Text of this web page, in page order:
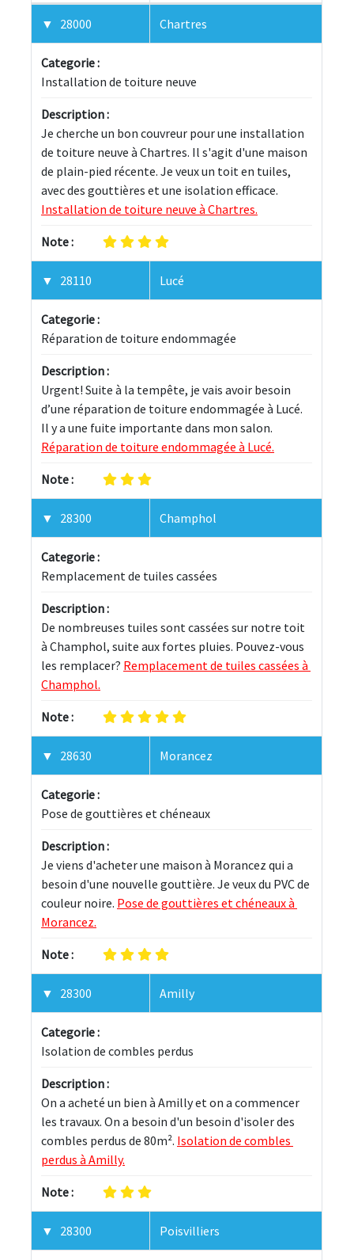
28000 Chartres
Categorie :
Installation de toiture neuve
Description :
Je cherche un bon couvreur pour une installation
de toiture neuve à Chartres. Il s'agit d'une maison
de plain-pied récente. Je veux un toit en tuiles,
avec des gouttières et une isolation efficace.
Installation de toiture neuve à Chartres.
Note :
28110 Lucé
Categorie :
Réparation de toiture endommagée
Description :
Urgent! Suite à la tempête, je vais avoir besoin
d’une réparation de toiture endommagée à Lucé.
Il y a une fuite importante dans mon salon.
Réparation de toiture endommagée à Lucé.
Note :
28300 Champhol
Categorie :
Remplacement de tuiles cassées
Description :
De nombreuses tuiles sont cassées sur notre toit
à Champhol, suite aux fortes pluies. Pouvez-vous
les remplacer? Remplacement de tuiles cassées à
Champhol.
Note :
28630 Morancez
Categorie :
Pose de gouttières et chéneaux
Description :
Je viens d'acheter une maison à Morancez qui a
besoin d'une nouvelle gouttière. Je veux du PVC de
couleur noire. Pose de gouttières et chéneaux à
Morancez.
Note :
28300 Amilly
Categorie :
Isolation de combles perdus
Description :
On a acheté un bien à Amilly et on a commencer
les travaux. On a besoin d'un besoin d'isoler des
combles perdus de 80m². Isolation de combles
perdus à Amilly.
Note :
28300 Poisvilliers